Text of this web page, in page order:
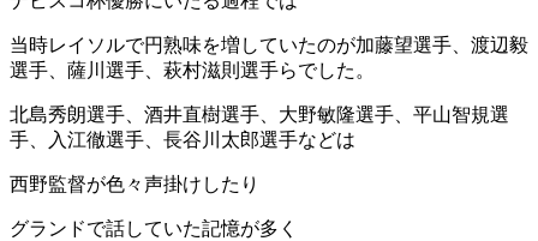
当時レイソルで円熟味を増していたのが加藤望選手、渡辺毅
選手、薩川選手、萩村滋則選手らでした。
北島秀朗選手、酒井直樹選手、大野敏隆選手、平山智規選
手、入江徹選手、長谷川太郎選手などは
西野監督が色々声掛けしたり
グランドで話していた記憶が多く